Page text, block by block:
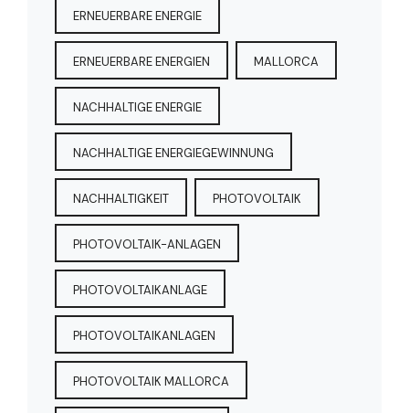
ERNEUERBARE ENERGIE
ERNEUERBARE ENERGIEN MALLORCA
NACHHALTIGE ENERGIE
NACHHALTIGE ENERGIEGEWINNUNG
NACHHALTIGKEIT PHOTOVOLTAIK
PHOTOVOLTAIK-ANLAGEN
PHOTOVOLTAIKANLAGE
PHOTOVOLTAIKANLAGEN
PHOTOVOLTAIK MALLORCA